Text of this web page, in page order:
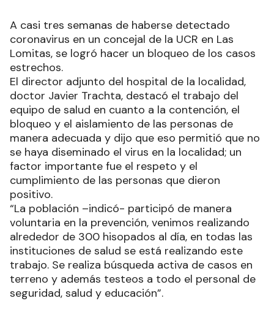
A casi tres semanas de haberse detectado
coronavirus en un concejal de la UCR en Las
Lomitas, se logró hacer un bloqueo de los casos
estrechos.
El director adjunto del hospital de la localidad,
doctor Javier Trachta, destacó el trabajo del
equipo de salud en cuanto a la contención, el
bloqueo y el aislamiento de las personas de
manera adecuada y dijo que eso permitió que no
se haya diseminado el virus en la localidad; un
factor importante fue el respeto y el
cumplimiento de las personas que dieron
positivo.
“La población –indicó- participó de manera
voluntaria en la prevención, venimos realizando
alrededor de 300 hisopados al día, en todas las
instituciones de salud se está realizando este
trabajo. Se realiza búsqueda activa de casos en
terreno y además testeos a todo el personal de
seguridad, salud y educación”.